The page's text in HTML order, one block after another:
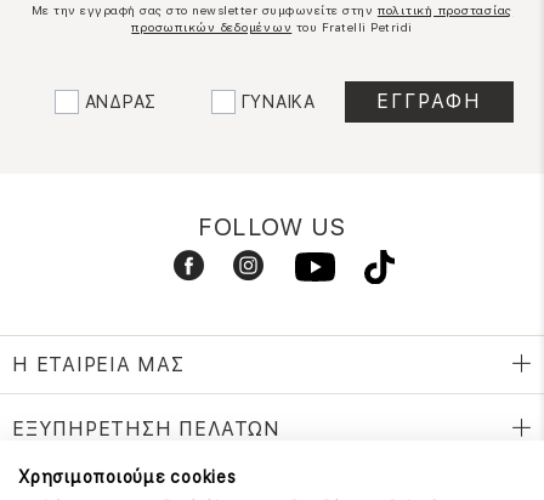
Με την εγγραφή σας στο newsletter συμφωνείτε στην πολιτική προστασίας
προσωπικών δεδομένων του Fratelli Petridi
ΑΝΔΡΑΣ ΓΥΝΑΙΚΑ
FOLLOW US
Η ΕΤΑΙΡΕΙΑ ΜΑΣ
ΕΞΥΠΗΡΕΤΗΣΗ ΠΕΛΑΤΩΝ
Χρησιμοποιούμε cookies